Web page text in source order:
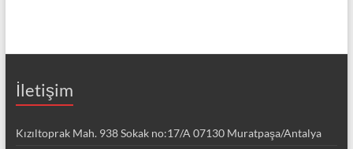
İletişim
Kızıltoprak Mah. 938 Sokak no:17/A 07130 Muratpaşa/Antalya